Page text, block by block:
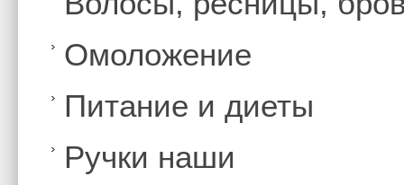
Омоложение
Питание и диеты
Ручки наши